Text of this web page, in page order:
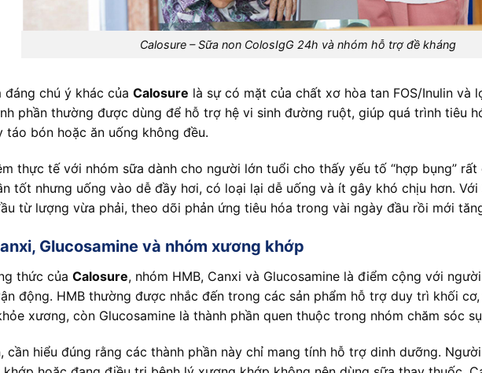
Calosure – Sữa non ColosIgG 24h và nhóm hỗ trợ đề kháng
đáng chú ý khác của Calosure là sự có mặt của chất xơ hòa tan FOS/Inulin và
phần thường được dùng để hỗ trợ hệ vi sinh đường ruột, giúp quá trình tiêu
táo bón hoặc ăn uống không đều.
thực tế với nhóm sữa dành cho người lớn tuổi cho thấy yếu tố “hợp bụng”
tốt nhưng uống vào dễ đầy hơi, có loại lại dễ uống và ít gây khó chịu hơn. Với
từ lượng vừa phải, theo dõi phản ứng tiêu hóa trong vài ngày đầu rồi mới
Glucosamine và nhóm xương khớp
thức của Calosure, nhóm HMB, Canxi và Glucosamine là điểm cộng với
động. HMB thường được nhắc đến trong các sản phẩm hỗ trợ duy trì khối
xương, còn Glucosamine là thành phần quen thuộc trong nhóm chăm sóc
cần hiểu đúng rằng các thành phần này chỉ mang tính hỗ trợ dinh dưỡng.